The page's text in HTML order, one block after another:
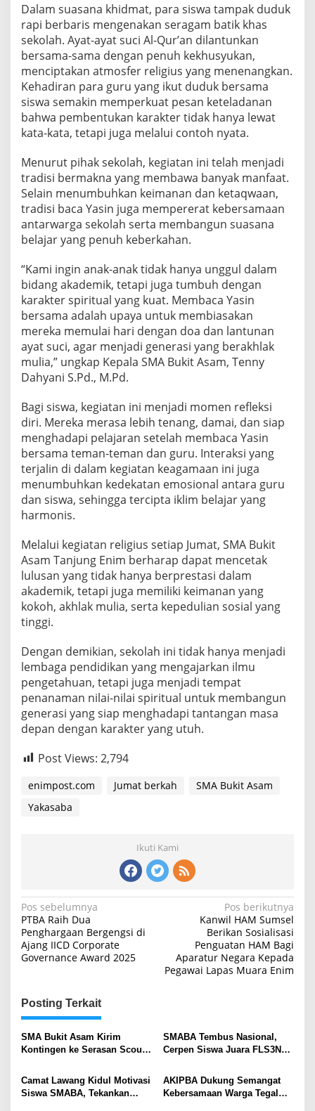
Dalam suasana khidmat, para siswa tampak duduk
rapi berbaris mengenakan seragam batik khas
sekolah. Ayat-ayat suci Al-Qur’an dilantunkan
bersama-sama dengan penuh kekhusyukan,
menciptakan atmosfer religius yang menenangkan.
Kehadiran para guru yang ikut duduk bersama
siswa semakin memperkuat pesan keteladanan
bahwa pembentukan karakter tidak hanya lewat
kata-kata, tetapi juga melalui contoh nyata.
Menurut pihak sekolah, kegiatan ini telah menjadi
tradisi bermakna yang membawa banyak manfaat.
Selain menumbuhkan keimanan dan ketaqwaan,
tradisi baca Yasin juga mempererat kebersamaan
antarwarga sekolah serta membangun suasana
belajar yang penuh keberkahan.
“Kami ingin anak-anak tidak hanya unggul dalam
bidang akademik, tetapi juga tumbuh dengan
karakter spiritual yang kuat. Membaca Yasin
bersama adalah upaya untuk membiasakan
mereka memulai hari dengan doa dan lantunan
ayat suci, agar menjadi generasi yang berakhlak
mulia,” ungkap Kepala SMA Bukit Asam, Tenny
Dahyani S.Pd., M.Pd.
Bagi siswa, kegiatan ini menjadi momen refleksi
diri. Mereka merasa lebih tenang, damai, dan siap
menghadapi pelajaran setelah membaca Yasin
bersama teman-teman dan guru. Interaksi yang
terjalin di dalam kegiatan keagamaan ini juga
menumbuhkan kedekatan emosional antara guru
dan siswa, sehingga tercipta iklim belajar yang
harmonis.
Melalui kegiatan religius setiap Jumat, SMA Bukit
Asam Tanjung Enim berharap dapat mencetak
lulusan yang tidak hanya berprestasi dalam
akademik, tetapi juga memiliki keimanan yang
kokoh, akhlak mulia, serta kepedulian sosial yang
tinggi.
Dengan demikian, sekolah ini tidak hanya menjadi
lembaga pendidikan yang mengajarkan ilmu
pengetahuan, tetapi juga menjadi tempat
penanaman nilai-nilai spiritual untuk membangun
generasi yang siap menghadapi tantangan masa
depan dengan karakter yang utuh.
Post Views: 2,794
enimpost.com Jumat berkah
SMA Bukit Asam
Yakasaba
Ikuti Kami
Navigasi
pos
Pos sebelumnya
PTBA Raih Dua
Penghargaan Bergengsi di
Ajang IICD Corporate
Governance Award 2025
Pos berikutnya
Kanwil HAM Sumsel
Berikan Sosialisasi
Penguatan HAM Bagi
Aparatur Negara Kepada
Pegawai Lapas Muara Enim
Posting Terkait
SMA Bukit Asam Kirim
Kontingen ke Serasan Scout
Karakter dan Kepemimpinan
Siswa
SMABA Tembus Nasional,
Cerpen Siswa Juara FLS3N
Camat Lawang Kidul Motivasi
Siswa SMABA, Tekankan
AKIPBA Dukung Semangat
Kebersamaan Warga Tegal